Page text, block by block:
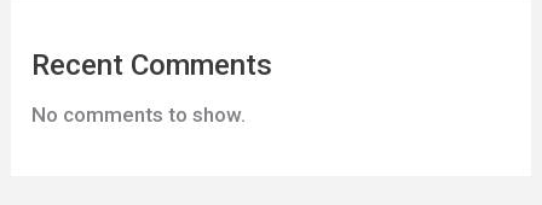
Recent Comments
No comments to show.